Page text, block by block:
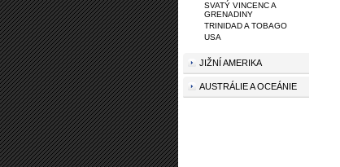
SVATÝ VINCENC A
GRENADINY
TRINIDAD A TOBAGO
USA
JIŽNÍ AMERIKA
AUSTRÁLIE A OCEÁNIE